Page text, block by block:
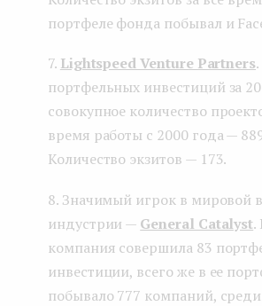
портфеле фонда побывал и
7. Lightspeed Venture Partners
портфельных инвестиций за
совокупное количество
время работы с 2000 года —
Количество экзитов — 173.
8. Значимый игрок в мировой
индустрии — General Catalyst.
компания совершила 83
инвестиции, всего же в ее
побывало 777 компаний,